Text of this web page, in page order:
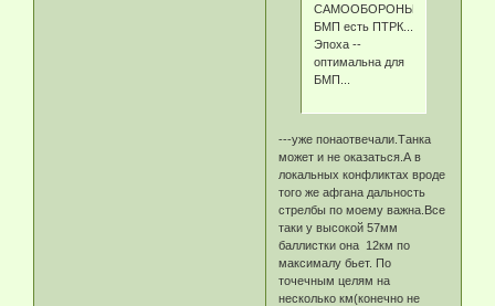
САМООБОРОНЫ
БМП есть ПТРК...
Эпоха --
оптимальна для
БМП...
---уже понаотвечали.Танка
может и не оказаться.А в
локальных конфликтах вроде
того же афгана дальность
стрелбы по моему важна.Все
таки у высокой 57мм
баллистки она 12км по
максималу бьет. По
точечным целям на
несколько км(конечно не